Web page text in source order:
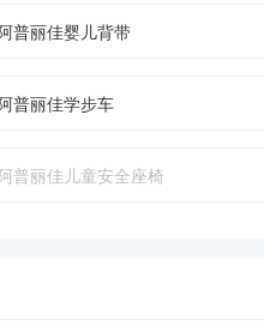
阿普丽佳婴儿背带
阿普丽佳学步车
阿普丽佳儿童安全座椅